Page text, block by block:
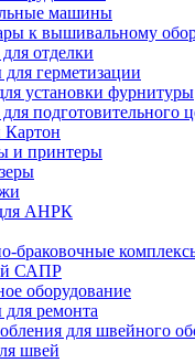
машины
к вышивальному
отделки
герметизации
установки фурнитуры
подготовительного
Картон
и принтеры
АНРК
браковочные
САПР
оборудование
ремонта
для швейного
швей